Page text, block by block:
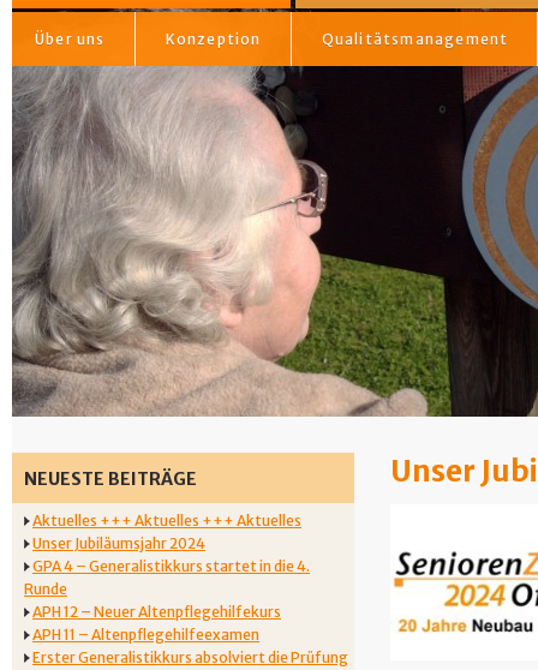
Über uns Konzeption Qualitätsmanagement
NEUESTE BEITRÄGE
Aktuelles +++ Aktuelles +++ Aktuelles
Unser Jubiläumsjahr 2024
GPA 4 – Generalistikkurs startet in die 4.
Runde
APH 12 – Neuer Altenpflegehilfekurs
APH 11 – Altenpflegehilfeexamen
Erster Generalistikkurs absolviert die Prüfung
Unser